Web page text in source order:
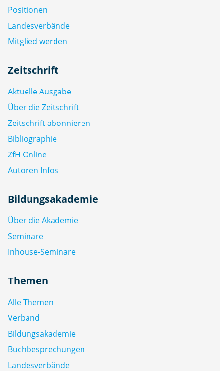
Positionen
Landesverbände
Mitglied werden
Zeitschrift
Aktuelle Ausgabe
Über die Zeitschrift
Zeitschrift abonnieren
Bibliographie
ZfH Online
Autoren Infos
Bildungsakademie
Über die Akademie
Seminare
Inhouse-Seminare
Themen
Alle Themen
Verband
Bildungsakademie
Buchbesprechungen
Landesverbände